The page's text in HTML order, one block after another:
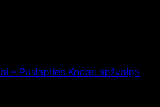
– Paslapties Kodas apžvalga